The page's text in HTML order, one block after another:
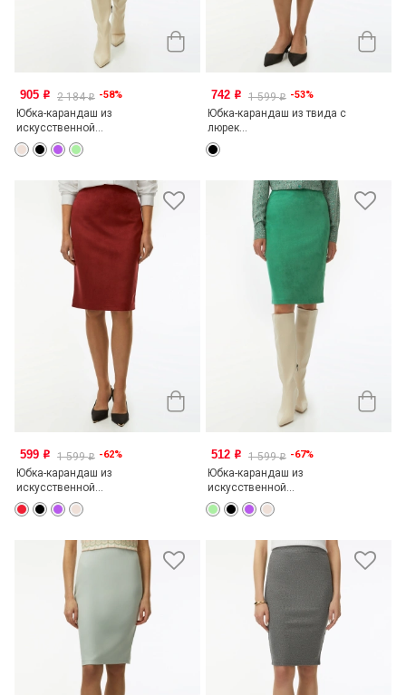
905 o 2 184o -58%
Юбка-карандаш из
искусственной...
742 o 1 599o -53%
Юбка-карандаш из твида с
люрек...
599 o 1 599o -62%
Юбка-карандаш из
искусственной...
512 o 1 599o -67%
Юбка-карандаш из
искусственной...